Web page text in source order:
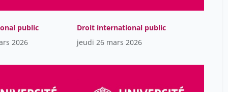
De Caunes Cécile
De Pryck Kari
Delgado Luchner Carmen 1
public
2026
Droit international public
jeudi 26 mars 2026